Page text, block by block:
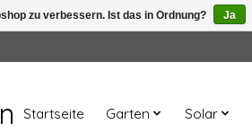
Startseite Garten Solar
zu verbessern. Ist das in Ordnung? Ja